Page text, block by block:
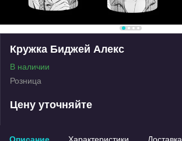
Кружка Биджей Алекс
В наличии
Розница
Цену уточняйте
Описание Характеристики Доставка